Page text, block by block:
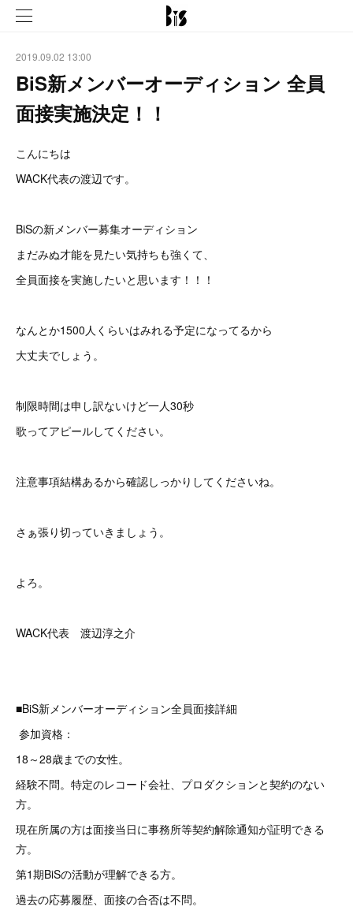
2019.09.02 13:00
BiS新メンバーオーディション 全員
面接実施決定！！
こんにちは
WACK代表の渡辺です。
BiSの新メンバー募集オーディション
まだみぬ才能を見たい気持ちも強くて、
全員面接を実施したいと思います！！！
なんとか1500人くらいはみれる予定になってるから
大丈夫でしょう。
制限時間は申し訳ないけど一人30秒
歌ってアピールしてください。
注意事項結構あるから確認しっかりしてくださいね。
さぁ張り切っていきましょう。
よろ。
WACK代表 渡辺淳之介
■BiS新メンバーオーディション全員面接詳細
参加資格：
18～28歳までの女性。
経験不問。特定のレコード会社、プロダクションと契約のない
方。
現在所属の方は面接当日に事務所等契約解除通知が証明できる
方。
第1期BiSの活動が理解できる方。
過去の応募履歴、面接の合否は不問。